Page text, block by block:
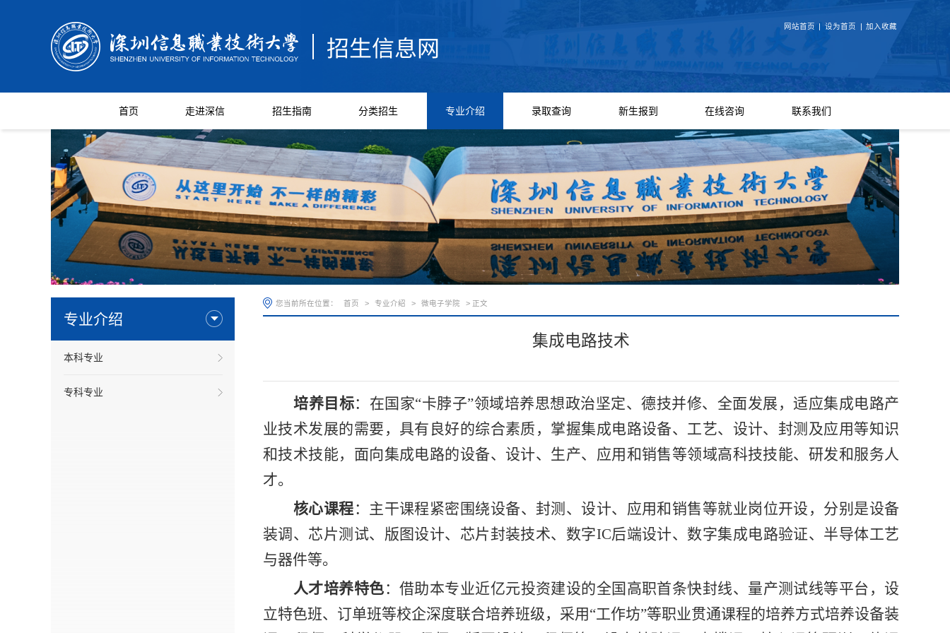
网站首页 | 设为首页 | 加入收藏
首页 走进深信 招生指南 分类招生 专业介绍 录取查询 新生报到 在线咨询 联系我们
专业介绍
本科专业
专科专业
您当前所在位置： 首页 > 专业介绍 > 微电子学院 > 正文
集成电路技术
培养目标：在国家“卡脖子”领域培养思想政治坚定、德技并修、全面发展，适应集成电路产
业技术发展的需要，具有良好的综合素质，掌握集成电路设备、工艺、设计、封测及应用等知识
和技术技能，面向集成电路的设备、设计、生产、应用和销售等领域高科技技能、研发和服务人
才。
核心课程：主干课程紧密围绕设备、封测、设计、应用和销售等就业岗位开设，分别是设备
装调、芯片测试、版图设计、芯片封装技术、数字IC后端设计、数字集成电路验证、半导体工艺
与器件等。
人才培养特色：借助本专业近亿元投资建设的全国高职首条快封线、量产测试线等平台，设
立特色班、订单班等校企深度联合培养班级，采用 “工作坊”等职业贯通课程的培养方式培养设备装